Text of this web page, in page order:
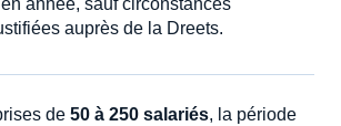
année, sauf circonstances
auprès de la Dreets.
de 50 à 250 salariés, la période